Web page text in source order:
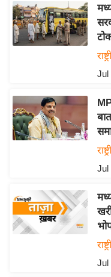
स
उ
द्यो
त
वि
शे
य
ब
ज
Jul
Jul
Jul